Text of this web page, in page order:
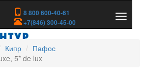
8 800 600-40-61
+7(846) 300-45-00
скрыть
Кипр
Пафос
5* de lux